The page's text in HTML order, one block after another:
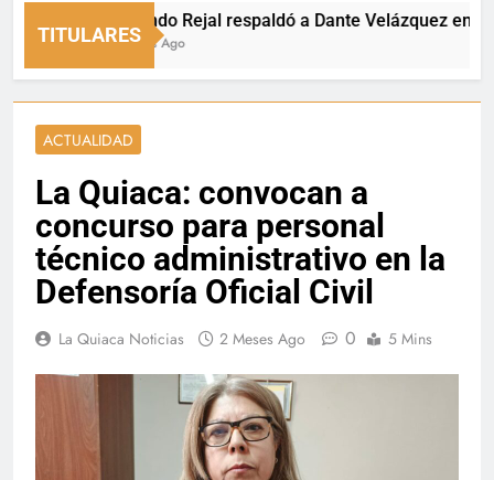
TITULARES
Fernando Rejal respaldó a Dante Velázquez en el
20 Horas Ago
ACTUALIDAD
La Quiaca: convocan a
concurso para personal
técnico administrativo en la
Defensoría Oficial Civil
La Quiaca Noticias 2 Meses Ago 0 5 Mins